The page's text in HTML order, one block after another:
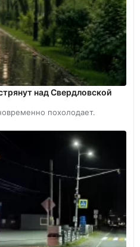
над Свердловской
похолодает.